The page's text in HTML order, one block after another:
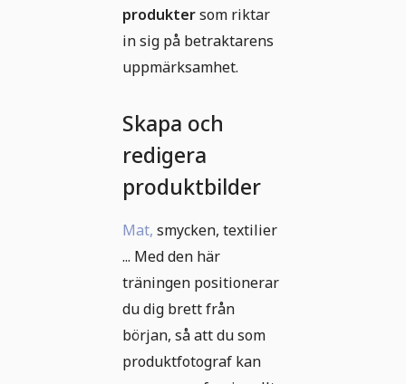
produktersom riktar
in sig på betraktarens
uppmärksamhet.
Skapa och
redigera
produktbilder
Mat, smycken, textilier
... Med den här
träningen positionerar
du dig brett från
början, så att du som
produktfotograf kan